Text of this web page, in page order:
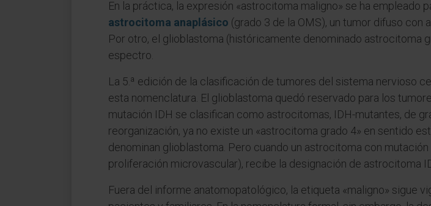
En la práctica, la expresión «astrocitoma maligno» se ha empleado
astrocitoma anaplásico (grado 3 de la OMS), un tumor difuso
Por otro, el glioblastoma (históricamente denominado astrocitoma
espectro.
La 5.ª edición de la clasificación de tumores del sistema nervioso
esta nomenclatura. El glioblastoma quedó reservado para los
mutación IDH se clasifican como astrocitomas, IDH-mutantes, de
reorganización, ya no existe un «astrocitoma grado 4» en sentido
denominan glioblastoma. Pero cuando un astrocitoma con
proliferación microvascular), recibe la designación de astrocitoma
Fuera del informe anatomopatológico, la etiqueta «maligno» sigue